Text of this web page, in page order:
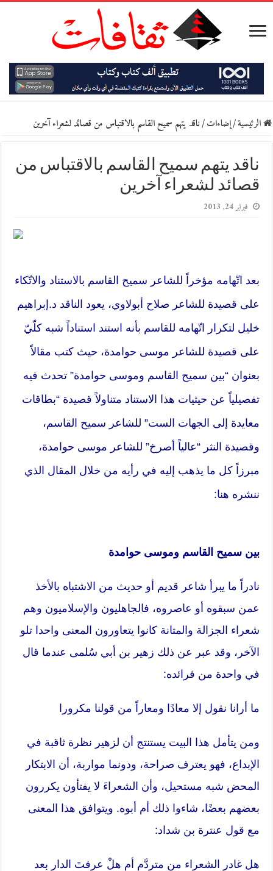
الرئيسية/إضاءات/ناقد يتهم سميح القاسم بالاقتباس من قصائد لشعراء آخرين
ناقد يتهم سميح القاسم بالاقتباس من
قصائد لشعراء آخرين
فبراير 24, 2013
بعد اتّهامه مؤخراً للشاعر سميح القاسم بالاستناد والاتّكاء
على قصيدة للشاعر صلاح أبولاوي، يعود الناقد د.إبراهيم
خليل لتكرار اتّهامه للقاسم بأنه استند استناداً شبه كلّيّ
على قصيدة للشاعر موسى حوامدة، حيث كتب مقالاً
بعنوان “بين سميح القاسم وموسى حوامدة” تحدث فيه
تفصيلياً عن حيثيات هذا الاستناد متناولاً قصيدة “بطاقات
معايدة إلى الجهات الست” للشاعر سميح القاسم،
وقصيدة النثر “عالياً أصرخ” للشاعر موسى حوامدة،
مبرزاً كل ما يذهب إليه في رأيه من خلال المقال الذي
ننشره هنا:
بين سميح القاسم وموسى حوامدة
نادراً ما يبرأ شاعر قديم أو حديث من الاشتباه بالأخذ
عمن سبقوه أو عاصروه، فالجاهليون والإسلاميون وهم
شعراء الجزالة والمتانة كانوا يتعاورون المعنى واحدا تلو
الآخر، وقد عبر عن ذلك زهير بن أبي سُلمى عندما قال
في واحدة من فرائده:
ما أرانا نقول إلا معادًا ومعاراً من قولنا مكرورا
ومن يتأمل هذا البيت يستنتج أن لزهير نظرة ثاقبة في
الإبداع، فهو يعترف صراحة، ودونما مواربة، أن الابتكار
المحض شبه مستحيل، وأن الشعراءَ لا يفتأون يكررون
بعضهم بعضًا، شاءوا ذلك أم أبوه. ويتوافق هذا المعنى
مع قول عنترة بن شداد:
هل غادر الشعراء من متردَّم أم هلْ عرفتَ الدار بعد